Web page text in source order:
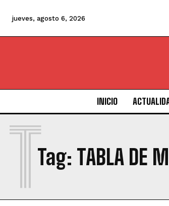
jueves, agosto 6, 2026
INICIO
Tag: TABLA DE
T